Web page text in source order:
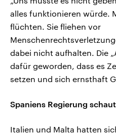
alles funktionieren würde.
flüchten. Sie fliehen vor
dabei nicht aufhalten. Die
dafür geworden, dass es
setzen und sich ernsthaft
Spaniens Regierung
Italien und Malta hatten